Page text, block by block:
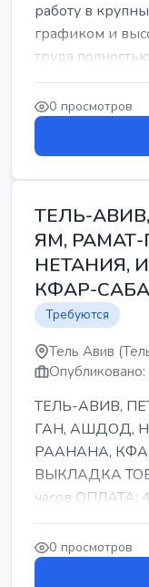
работу в
графиком и
труда полностью
0 просмотров
ТЕЛЬ-
ЯМ,
НЕТАНИЯ,
КФАР-САБА
Требуются
Тель Авив
ТЕЛЬ-АВИВ,
ГАН, АШДОД,
РААНАНА,
ВЫКЛАДКА
часов ОПЛАТА:
ПИТАНИЕ ЕСТЬ
0 просмотров